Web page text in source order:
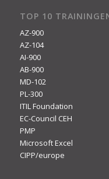
TOP 10
AZ-900
AZ-104
AI-900
AB-900
MD-102
PL-300
ITIL Foundation
EC-Council CEH
PMP
Microsoft Excel
CIPP/europe